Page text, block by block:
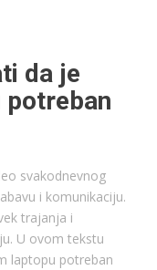
da je
svakodnevnog
i komunikaciju.
trajanja i
U ovom tekstu
laptopu potreban